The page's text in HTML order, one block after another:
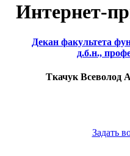
Интернет-
Декан факультета
д.б.н.,
Ткачук Всеволод
Задать